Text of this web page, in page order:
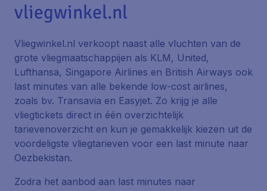
vliegwinkel.nl
Vliegwinkel.nl verkoopt naast alle vluchten van de
grote vliegmaatschappijen als KLM, United,
Lufthansa, Singapore Airlines en British Airways ook
last minutes van alle bekende low-cost airlines,
zoals bv. Transavia en Easyjet. Zo krijg je alle
vliegtickets direct in één overzichtelijk
tarievenoverzicht en kun je gemakkelijk kiezen uit de
voordeligste vliegtarieven voor een last minute naar
Oezbekistan.
Zodra het aanbod aan last minutes naar